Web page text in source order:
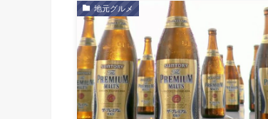
地元グルメ